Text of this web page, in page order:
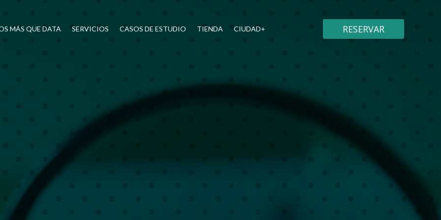
MÁS QUE DATA SERVICIOS CASOS DE ESTUDIO TIENDA CIUDAD+ RESERVAR